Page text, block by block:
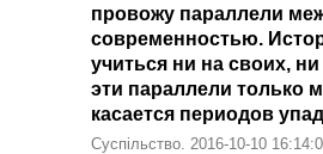
провожу параллели
современностью.
учиться ни на своих,
эти параллели только
касается периодов
Суспільство. 2016-10-10